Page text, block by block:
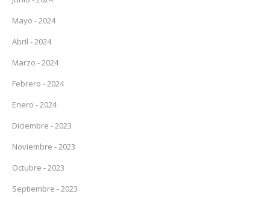
Mayo - 2024
Abril - 2024
Marzo - 2024
Febrero - 2024
Enero - 2024
Diciembre - 2023
Noviembre - 2023
Octubre - 2023
Septiembre - 2023